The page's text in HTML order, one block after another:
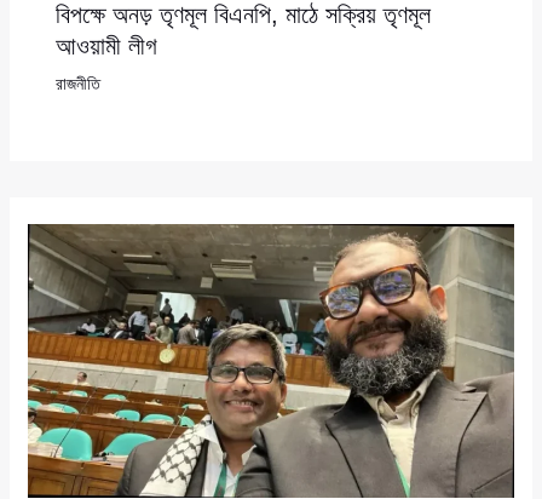
বিপক্ষে অনড় তৃণমূল বিএনপি, মাঠে সক্রিয় তৃণমূল
আওয়ামী লীগ
রাজনীতি